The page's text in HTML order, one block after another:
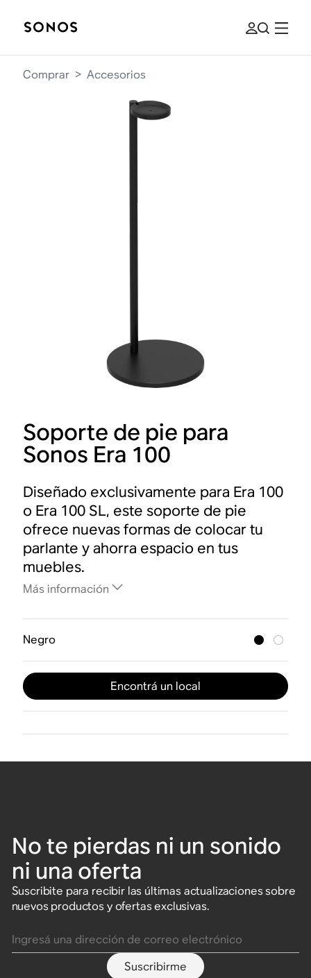
Comprar > Accesorios
Soporte de pie para
Sonos Era 100
Diseñado exclusivamente para Era 100
o Era 100 SL, este soporte de pie
ofrece nuevas formas de colocar tu
parlante y ahorra espacio en tus
muebles.
Más información
Negro
Encontrá un local
No te pierdas ni un sonido
ni una oferta
Suscribite para recibir las últimas actualizaciones sobre
nuevos productos y ofertas exclusivas.
Suscribirme